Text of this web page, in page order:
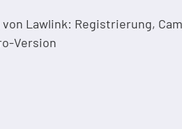
Lawlink: Registrierung,
Version